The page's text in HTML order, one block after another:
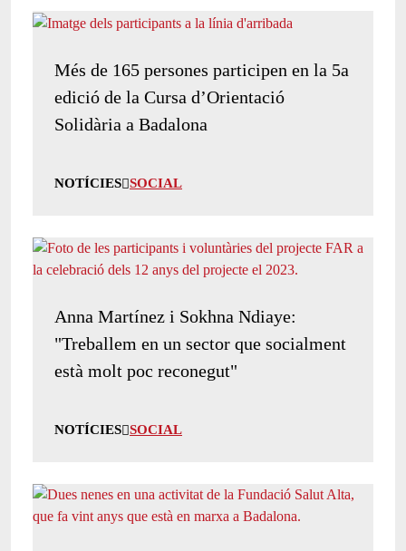
Més de 165 persones participen en la 5a
edició de la Cursa d’Orientació
Solidària a Badalona
NOTÍCIES SOCIAL
Anna Martínez i Sokhna Ndiaye:
"Treballem en un sector que socialment
està molt poc reconegut"
NOTÍCIES SOCIAL